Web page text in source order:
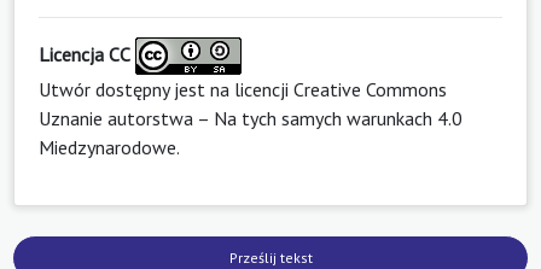
Licencja CC
Utwór dostępny jest na licencji Creative Commons
Uznanie autorstwa – Na tych samych warunkach 4.0
Miedzynarodowe.
Prześlij tekst